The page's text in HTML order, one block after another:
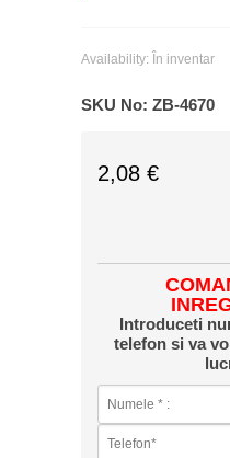
Availability: În inventar
SKU No: ZB-4670
2,08 €
Introduceti
telefon si va